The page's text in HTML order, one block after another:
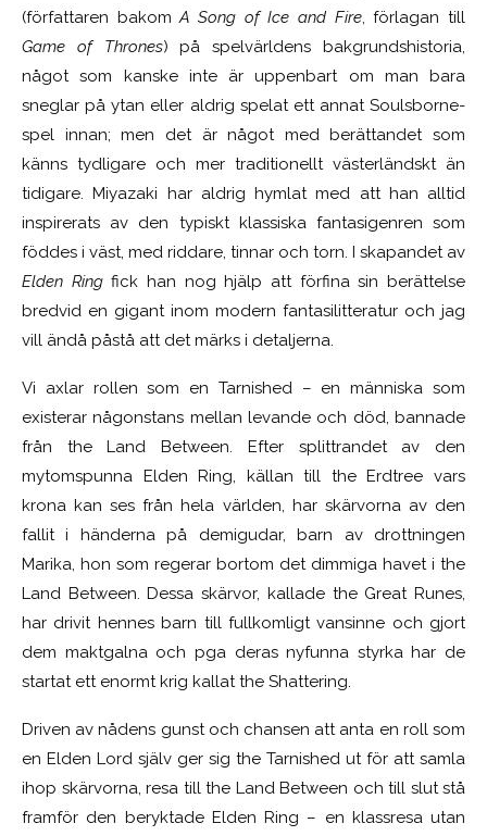
(författaren bakomA Song of Ice and Fire, förlagan till
Game of Thrones) på spelvärldens bakgrundshistoria,
något som kanske inte är uppenbart om man bara
sneglar på ytan eller aldrig spelat ett annat Soulsborne-
spel innan; men det är något med berättandet som
känns tydligare och mer traditionellt västerländskt än
tidigare. Miyazaki har aldrig hymlat med att han alltid
inspirerats av den typiskt klassiska fantasigenren som
föddes i väst, med riddare, tinnar och torn. I skapandet av
Elden Ringfick han nog hjälp att förfina sin berättelse
bredvid en gigant inom modern fantasilitteratur och jag
vill ändå påstå att det märks i detaljerna.
Vi axlar rollen som en Tarnished – en människa som
existerar någonstans mellan levande och död, bannade
från the Land Between. Efter splittrandet av den
mytomspunna Elden Ring, källan till the Erdtree vars
krona kan ses från hela världen, har skärvorna av den
fallit i händerna på demigudar, barn av drottningen
Marika, hon som regerar bortom det dimmiga havet i the
Land Between. Dessa skärvor, kallade the Great Runes,
har drivit hennes barn till fullkomligt vansinne och gjort
dem maktgalna och pga deras nyfunna styrka har de
startat ett enormt krig kallat the Shattering.
Driven av nådens gunst och chansen att anta en roll som
en Elden Lord själv ger sig the Tarnished ut för att samla
ihop skärvorna, resa till the Land Between och till slut stå
framför den beryktade Elden Ring – en klassresa utan